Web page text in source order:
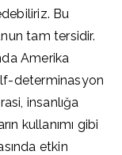
Bu
tam tersidir.
Amerika
determinasyon
insanlığa
kullanımı gibi
etkin